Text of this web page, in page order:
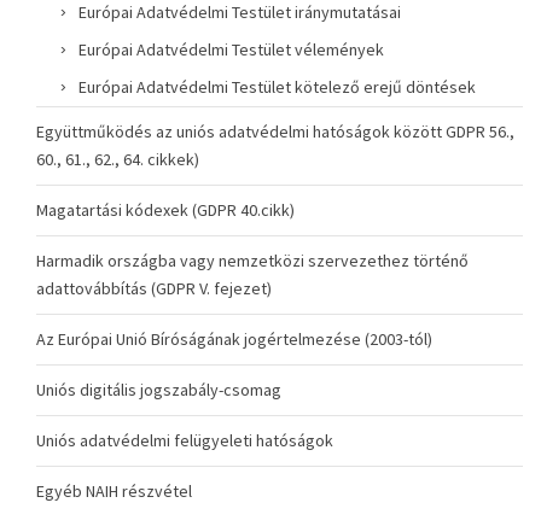
Európai Adatvédelmi Testület iránymutatásai
Európai Adatvédelmi Testület vélemények
Európai Adatvédelmi Testület kötelező erejű döntések
Együttműködés az uniós adatvédelmi hatóságok között GDPR 56.,
60., 61., 62., 64. cikkek)
Magatartási kódexek (GDPR 40.cikk)
Harmadik országba vagy nemzetközi szervezethez történő
adattovábbítás (GDPR V. fejezet)
Az Európai Unió Bíróságának jogértelmezése (2003-tól)
Uniós digitális jogszabály-csomag
Uniós adatvédelmi felügyeleti hatóságok
Egyéb NAIH részvétel